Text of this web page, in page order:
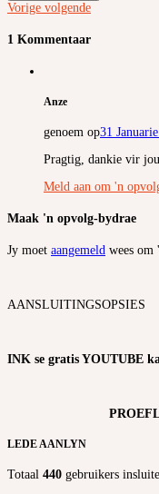
Vorige volgende
1 Kommentaar
Anze
genoem op31
Pragtig, dankie vir
Meld aan om 'n
Maak 'n opvolg-bydrae
Jy moet aangemeld wees om
AANSLUITINGSOPSIES
INK se gratis YOUTUBE
LEDE AANLYN
Totaal 440 gebruikers